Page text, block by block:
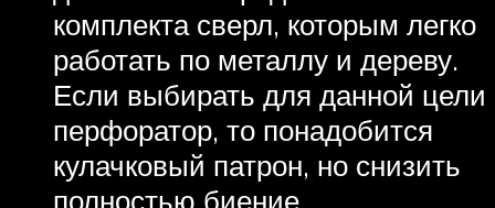
комплекта сверл, которым легко
работать по металлу и дереву.
Если выбирать для данной цели
перфоратор, то понадобится
кулачковый патрон, но снизить
полностью биение